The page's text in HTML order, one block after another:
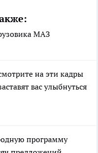
МАЗ
на эти кадры
вас улыбнуться
программу